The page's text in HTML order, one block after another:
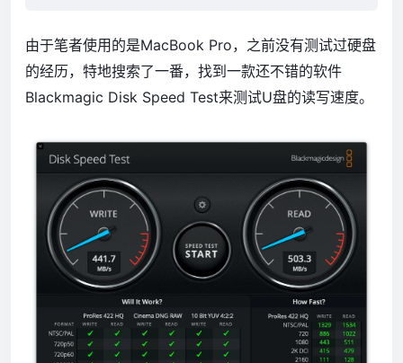
由于笔者使用的是MacBook Pro，之前没有测试过硬盘
的经历，特地搜索了一番，找到一款还不错的软件
Blackmagic Disk Speed Test来测试U盘的读写速度。